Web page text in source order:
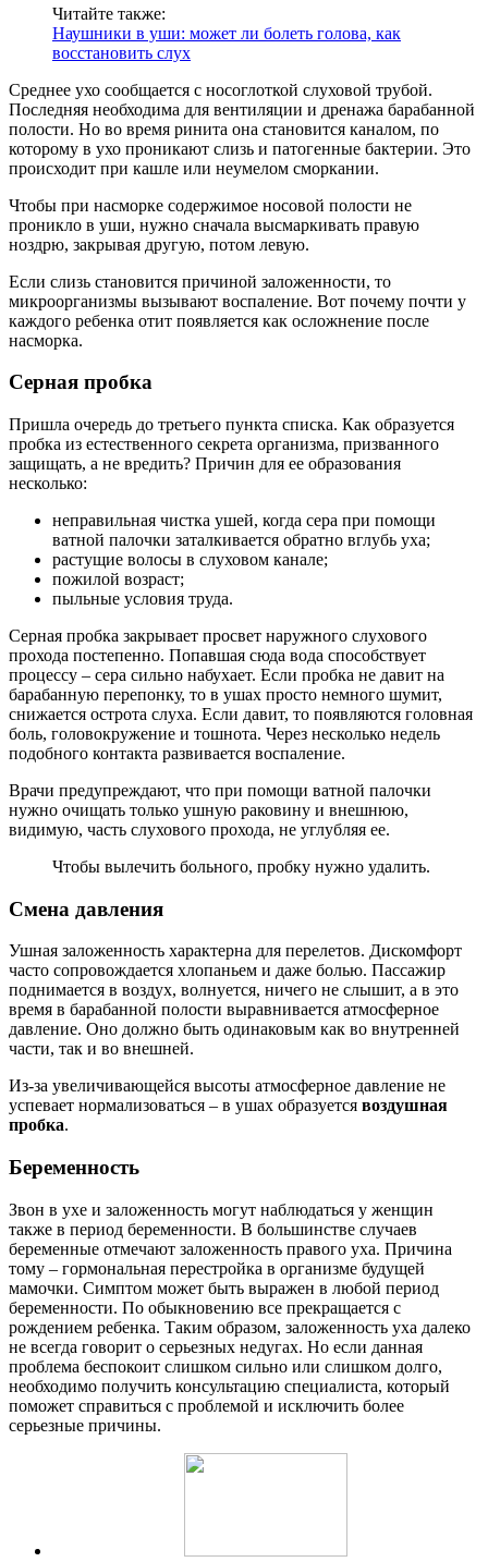
Читайте также:
Наушники в уши: может ли болеть голова, как
восстановить слух
Среднее ухо сообщается с носоглоткой слуховой трубой.
Последняя необходима для вентиляции и дренажа барабанной
полости. Но во время ринита она становится каналом, по
которому в ухо проникают слизь и патогенные бактерии. Это
происходит при кашле или неумелом сморкании.
Чтобы при насморке содержимое носовой полости не
проникло в уши, нужно сначала высмаркивать правую
ноздрю, закрывая другую, потом левую.
Если слизь становится причиной заложенности, то
микроорганизмы вызывают воспаление. Вот почему почти у
каждого ребенка отит появляется как осложнение после
насморка.
Серная пробка
Пришла очередь до третьего пункта списка. Как образуется
пробка из естественного секрета организма, призванного
защищать, а не вредить? Причин для ее образования
несколько:
неправильная чистка ушей, когда сера при помощи
ватной палочки заталкивается обратно вглубь уха;
растущие волосы в слуховом канале;
пожилой возраст;
пыльные условия труда.
Серная пробка закрывает просвет наружного слухового
прохода постепенно. Попавшая сюда вода способствует
процессу – сера сильно набухает. Если пробка не давит на
барабанную перепонку, то в ушах просто немного шумит,
снижается острота слуха. Если давит, то появляются головная
боль, головокружение и тошнота. Через несколько недель
подобного контакта развивается воспаление.
Врачи предупреждают, что при помощи ватной палочки
нужно очищать только ушную раковину и внешнюю,
видимую, часть слухового прохода, не углубляя ее.
Чтобы вылечить больного, пробку нужно удалить.
Смена давления
Ушная заложенность характерна для перелетов. Дискомфорт
часто сопровождается хлопаньем и даже болью. Пассажир
поднимается в воздух, волнуется, ничего не слышит, а в это
время в барабанной полости выравнивается атмосферное
давление. Оно должно быть одинаковым как во внутренней
части, так и во внешней.
Из-за увеличивающейся высоты атмосферное давление не
успевает нормализоваться – в ушах образуется воздушная
пробка.
Беременность
Звон в ухе и заложенность могут наблюдаться у женщин
также в период беременности. В большинстве случаев
беременные отмечают заложенность правого уха. Причина
тому – гормональная перестройка в организме будущей
мамочки. Симптом может быть выражен в любой период
беременности. По обыкновению все прекращается с
рождением ребенка. Таким образом, заложенность уха далеко
не всегда говорит о серьезных недугах. Но если данная
проблема беспокоит слишком сильно или слишком долго,
необходимо получить консультацию специалиста, который
поможет справиться с проблемой и исключить более
серьезные причины.